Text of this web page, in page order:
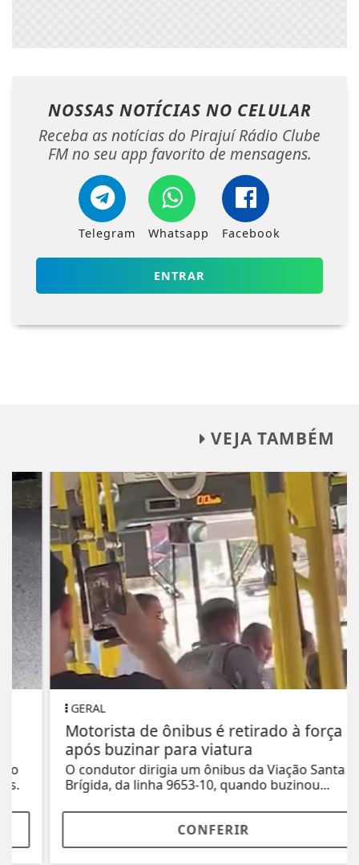
NOSSAS NOTÍCIAS NO CELULAR
Receba as notícias do Pirajuí Rádio Clube
FM no seu app favorito de mensagens.
Telegram Whatsapp Facebook
ENTRAR
VEJA TAMBÉM
GERAL
Motorista de ônibus é retirado à força
após buzinar para viatura
O condutor dirigia um ônibus da Viação Santa
Brígida, da linha 9653-10, quando buzinou...
CONFERIR